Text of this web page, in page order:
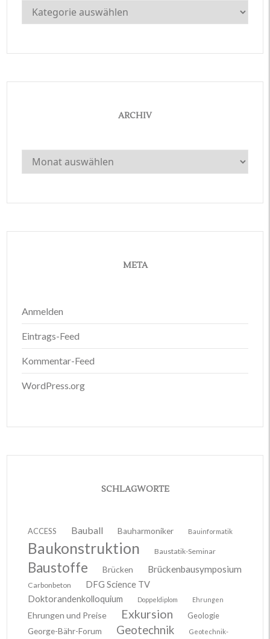
Kategorien
ARCHIV
Archiv
META
Anmelden
Eintrags-Feed
Kommentar-Feed
WordPress.org
SCHLAGWORTE
ACCESS Bauball Bauharmoniker Bauinformatik
Baukonstruktion Baustatik-Seminar
Baustoffe Brücken Brückenbausymposium
Carbonbeton
DFG Science TV
Doktorandenkolloquium
Doppeldiplom Ehrungen
Ehrungen und Preise Exkursion
Geologie
George-Bähr-Forum
Geotechnik Geotechnik-